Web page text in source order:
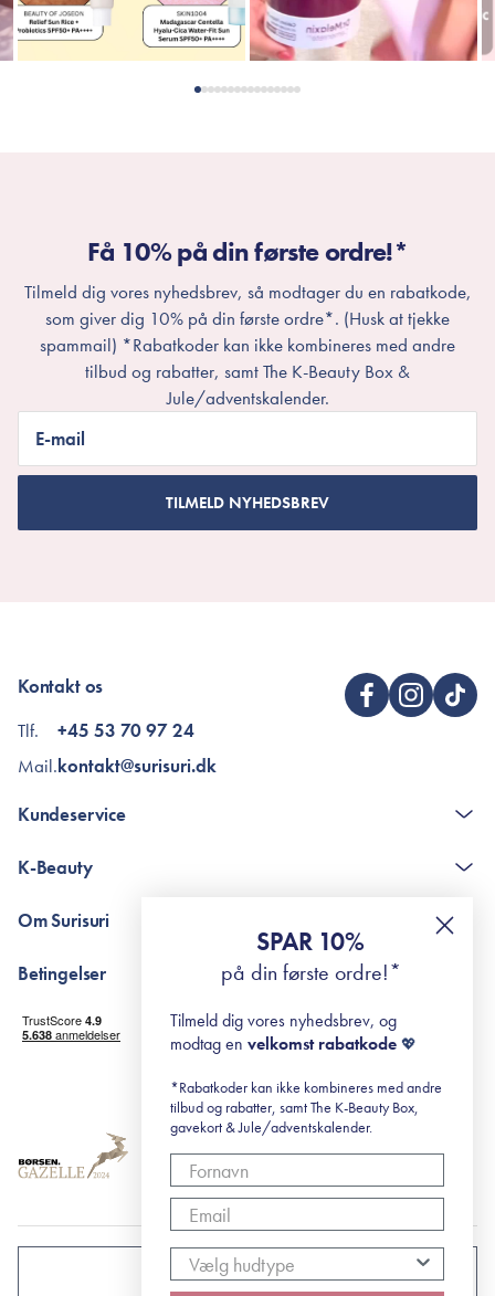
Få 10% på din første ordre!*
Tilmeld dig vores nyhedsbrev, så modtager du en rabatkode,
som giver dig 10% på din første ordre*. (Husk at tjekke
spammail) *Rabatkoder kan ikke kombineres med andre
tilbud og rabatter, samt The K-Beauty Box &
Jule/adventskalender.
E-mail
TILMELD NYHEDSBREV
Kontakt os
Tlf.
Mail.
+45 53 70 97 24
kontakt@surisuri.dk
Kundeservice
The K-Beauty Box - spørgsmål og svar
RE-ZIP
K-Beauty
Retinol for begyndere
surisuri's mini guide til rosacea
Om Surisuri
Black Friday
Betingelser
Levering og returnering
Handelsbetingelser
Abonnementsbetingelser
DANMARK
SPAR 10%
på din første ordre!*
Tilmeld dig vores nyhedsbrev, og
modtag en velkomst rabatkode 💖
*Rabatkoder kan ikke kombineres med andre
tilbud og rabatter, samt The K-Beauty Box,
gavekort & Jule/adventskalender.